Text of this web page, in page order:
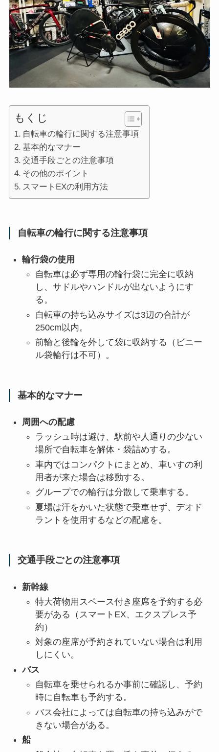
もくじ
自転車の輪行に関する注意事項
基本的なマナー
交通手段ごとの注意事項
その他のポイント
スマートEXの利用方法
自転車の輪行に関する注意事項
輪行袋の使用
自転車は必ず専用の輪行袋に完全に収納
し、サドルやハンドルが出ないようにす
る。
自転車の持ち込みサイズは3辺の合計が
250cm以内。
前輪と後輪を外して袋に収納する（ビニー
ル袋輪行は不可）。
基本的なマナー
周囲への配慮
ラッシュ時は避け、駅前や人通りの少ない
場所で自転車を解体・袋詰めする。
車内ではコンパクトにまとめ、車いすの利
用者が来た場合は移動する。
グループでの輪行は分散して乗車する。
夏場は汗をかいた状態で乗車せず、デオド
ラントを使用するなどの配慮を。
交通手段ごとの注意事項
新幹線
特大荷物用スペース付き座席を予約する必
要がある（スマートEX、エクスプレス予
約）
対象の座席が予約されていない場合は利用
しにくい。
バス
自転車を乗せられるか事前に確認し、予約
時に自転車も予約する。
バス会社によっては自転車の持ち込みがで
きない場合がある。
船